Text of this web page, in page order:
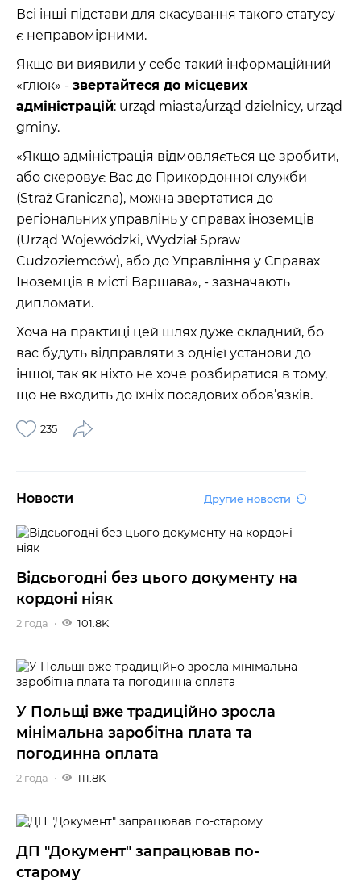
Всі інші підстави для скасування такого статусу
є неправомірними.
Якщо ви виявили у себе такий інформаційний
«глюк» - звертайтеся до місцевих
адміністрацій: urząd miasta/urząd dzielnicy, urząd
gminy.
«Якщо адміністрація відмовляється це зробити,
або скеровує Вас до Прикордонної служби
(Straż Graniczna), можна звертатися до
регіональних управлінь у справах іноземців
(Urząd Wojewódzki, Wydział Spraw
Cudzoziemców), або до Управління у Справах
Іноземців в місті Варшава», - зазначають
дипломати.
Хоча на практиці цей шлях дуже складний, бо
вас будуть відправляти з однієї установи до
іншої, так як ніхто не хоче розбиратися в тому,
що не входить до їхніх посадових обов’язків.
235
Новости Другие новости
Відсьогодні без цього документу на
кордоні ніяк
2 года 101.8K
У Польщі вже традиційно зросла
мінімальна заробітна плата та
погодинна оплата
2 года 111.8K
ДП "Документ" запрацював по-
старому